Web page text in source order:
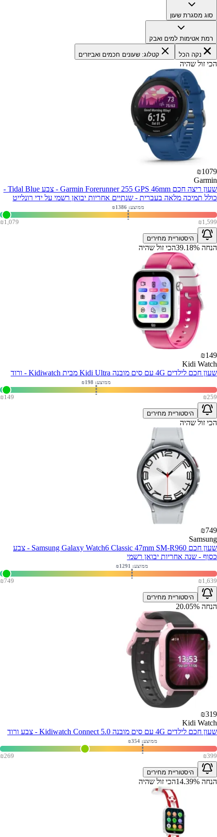
סוג מסגרת שעון
רמת אטימות למים ואבק
נקה הכל קטלוג: שעונים חכמים ואביזרים
הכי זול שהיה
₪1079
Garmin
שעון ריצה חכם Garmin Forerunner 255 GPS 46mm - צבע Tidal Blue -
כולל תמיכה מלאה בעברית - שנתיים אחריות יבואן רשמי על ידי רונלייט
₪1,079 ₪1,599
ממוצע: ₪ 1386
היסטוריית מחירים
הנחה 39.18% הכי זול שהיה
₪149
Kidi Watch
שעון חכם לילדים 4G עם סים מובנה Kidi Ultra מבית Kidiwatch - ורוד
₪149 ₪259
ממוצע: ₪ 198
היסטוריית מחירים
הכי זול שהיה
₪749
Samsung
שעון חכם Samsung Galaxy Watch6 Classic 47mm SM-R960 - צבע
כסוף - שנה אחריות יבואן רשמי
₪749 ₪1,639
ממוצע: ₪ 1291
היסטוריית מחירים
הנחה 20.05%
₪319
Kidi Watch
שעון חכם לילדים 4G עם סים מובנה Kidiwatch Connect 5.0 - צבע ורוד
₪269 ₪399
ממוצע: ₪354
היסטוריית מחירים
הנחה 14.39% הכי זול שהיה